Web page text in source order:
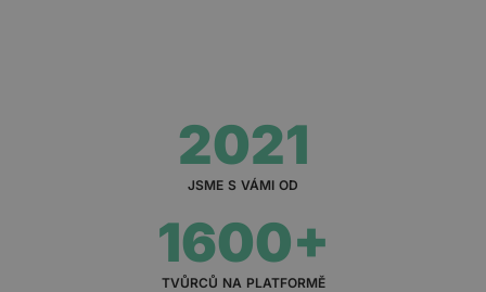
2021
JSME S VÁMI OD
1600+
TVŮRCŮ NA PLATFORMĚ